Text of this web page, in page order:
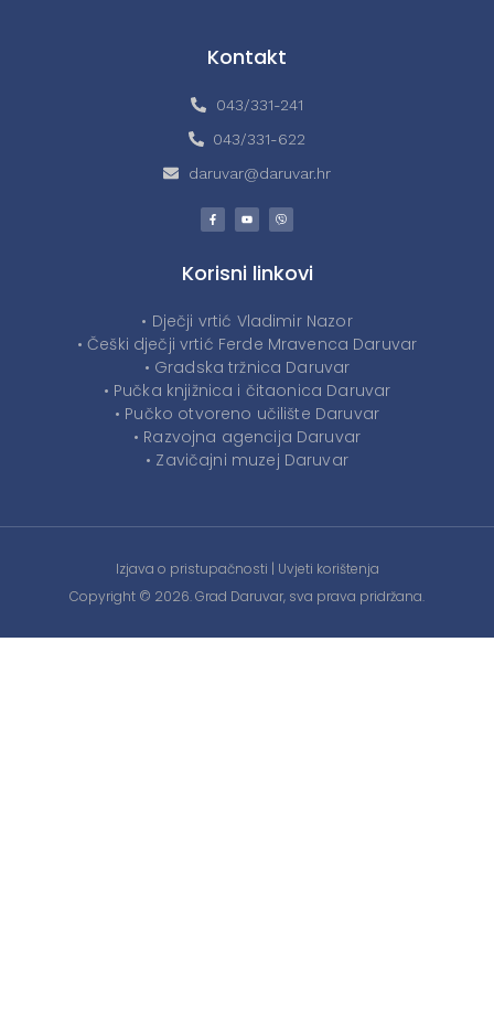
Kontakt
043/331-241
043/331-622
daruvar@daruvar.hr
Korisni linkovi
• Dječji vrtić Vladimir Nazor
• Češki dječji vrtić Ferde Mravenca Daruvar
• Gradska tržnica Daruvar
• Pučka knjižnica i čitaonica Daruvar
• Pučko otvoreno učilište Daruvar
• Razvojna agencija Daruvar
• Zavičajni muzej Daruvar
Izjava o pristupačnosti | Uvjeti korištenja
Copyright © 2026. Grad Daruvar, sva prava pridržana.